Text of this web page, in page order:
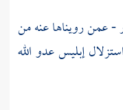
- عمن رويناها عنه من
إبليس عدو الله